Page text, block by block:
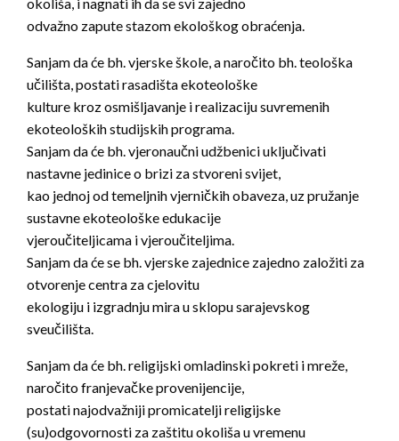
odvažno zapute stazom ekološkog obraćenja.
Sanjam da će bh. vjerske škole, a naročito bh. teološka
učilišta, postati rasadišta ekoteološke
kulture kroz osmišljavanje i realizaciju suvremenih
ekoteoloških studijskih programa.
Sanjam da će bh. vjeronaučni udžbenici uključivati
nastavne jedinice o brizi za stvoreni svijet,
kao jednoj od temeljnih vjerničkih obaveza, uz pružanje
sustavne ekoteološke edukacije
vjeroučiteljicama i vjeroučiteljima.
Sanjam da će se bh. vjerske zajednice zajedno založiti za
otvorenje centra za cjelovitu
ekologiju i izgradnju mira u sklopu sarajevskog
sveučilišta.
Sanjam da će bh. religijski omladinski pokreti i mreže,
naročito franjevačke provenijencije,
postati najodvažniji promicatelji religijske
(su)odgovornosti za zaštitu okoliša u vremenu